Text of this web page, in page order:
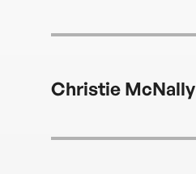
Christie McNally